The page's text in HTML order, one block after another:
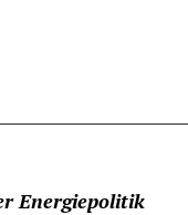
Energiepolitik